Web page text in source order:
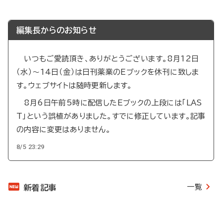
編集長からのお知らせ
いつもご愛読頂き、ありがとうございます。8月12日
（水）～14日（金）は日刊薬業のEブックを休刊に致しま
す。ウェブサイトは随時更新します。
8月6日午前5時に配信したEブックの上段には「LAS
T」という誤植がありました。すでに修正しています。記事
の内容に変更はありません。
8/5 23:29
新着記事 一覧